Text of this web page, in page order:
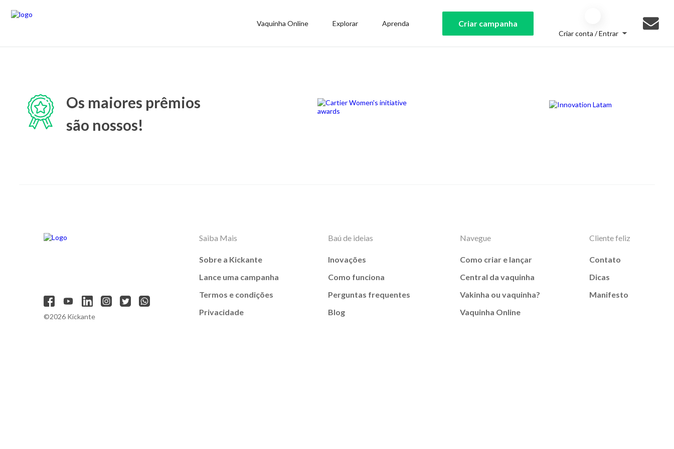
Vaquinha Online Explorar Aprenda Criar campanha
Criar conta / Entrar
Os maiores prêmios
são nossos!
©2026 Kickante
Saiba Mais
Sobre a Kickante
Lance uma campanha
Termos e condições
Privacidade
Baú de ideias
Inovações
Como funciona
Perguntas frequentes
Blog
Navegue
Como criar e lançar
Central da vaquinha
Vakinha ou vaquinha?
Vaquinha Online
Cliente feliz
Contato
Dicas
Manifesto